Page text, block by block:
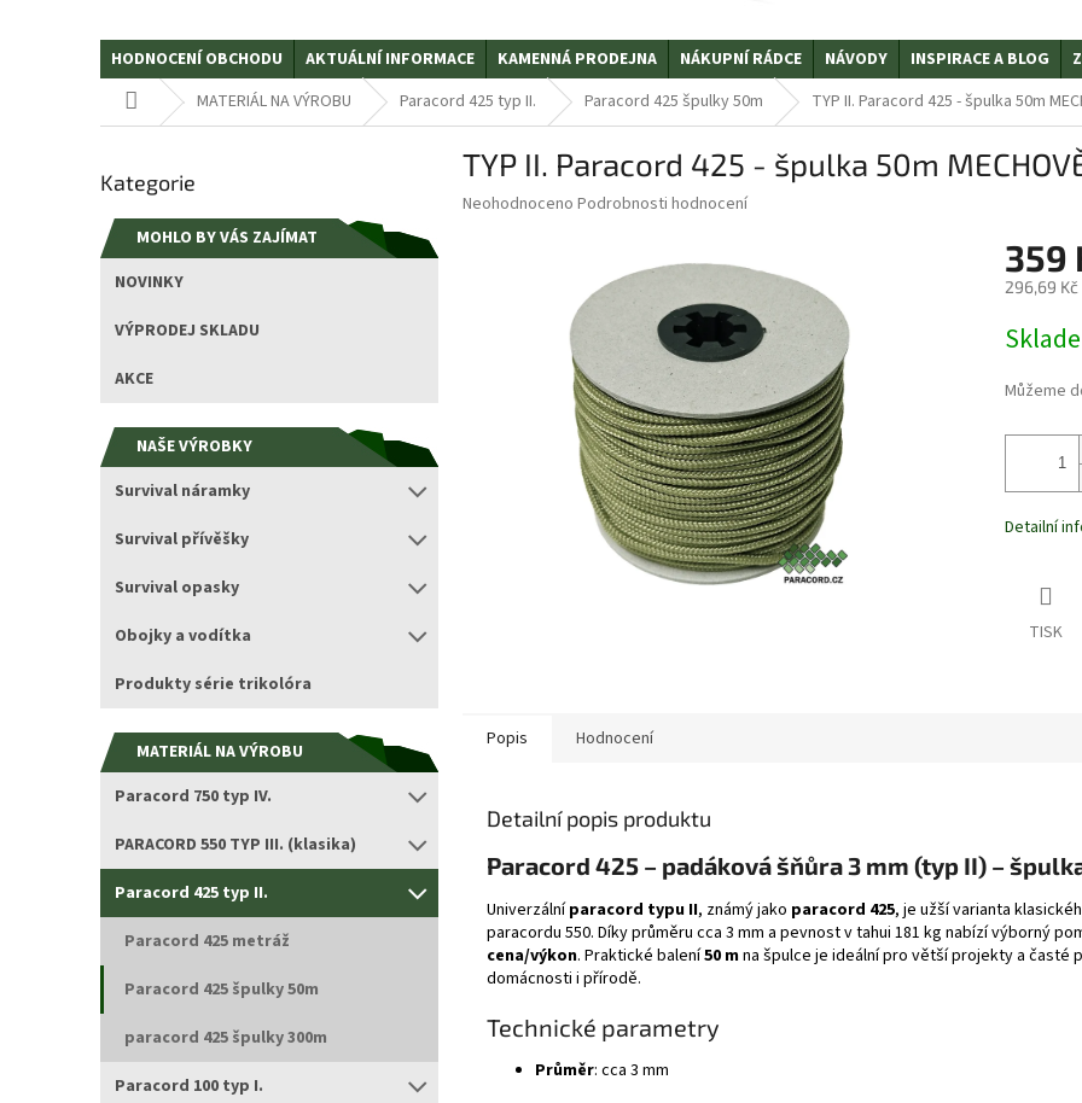
HODNOCENÍ OBCHODU AKTUÁLNÍ INFORMACE KAMENNÁ PRODEJNA NÁKUPNÍ RÁDCE NÁVODY INSPIRACE A BLOG
Domů MATERIÁL NA VÝROBU Paracord 425 typ II. Paracord 425 špulky 50m TYP II. Paracord 425 - špulka 50m
s
r
n
e
kategorie
Kategorie
MOHLO BY VÁS ZAJÍMAT
NOVINKY
VÝPRODEJ SKLADU
AKCE
NAŠE VÝROBKY
Survival náramky
Survival přívěšky
Survival opasky
Obojky a vodítka
Produkty série trikolóra
MATERIÁL NA VÝROBU
Paracord 750 typ IV.
PARACORD 550 TYP III. (klasika)
Paracord 425 typ II.
Paracord 425 metráž
Paracord 425 špulky 50m
paracord 425 špulky 300m
Paracord 100 typ I.
TYP II. Paracord 425 - špulka 50m
Průměrné
Neohodnoceno Podrobnosti hodnocení
359
296,69 Kč
cena:
Můžeme
Detailní
TISK
Popis Hodnocení
Detailní popis produktu
Paracord 425 – padáková šňůra 3 mm (typ II) –
Univerzálníparacord typu II, známý jako paracord 425, je užší varianta
paracordu 550. Díky průměru cca 3 mm a pevnost v tahui 181 kg nabízí výborný
cena/výkon. Praktické balení50 mna špulce je ideální pro větší projekty a časté
domácnosti i přírodě.
Technické parametry
Průměr: cca 3 mm